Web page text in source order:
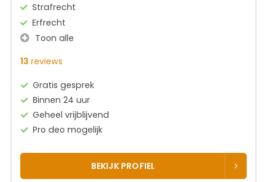
Strafrecht
Erfrecht
Toon alle
13 reviews
Gratis gesprek
Binnen 24 uur
Geheel vrijblijvend
Pro deo mogelijk
BEKIJK PROFIEL